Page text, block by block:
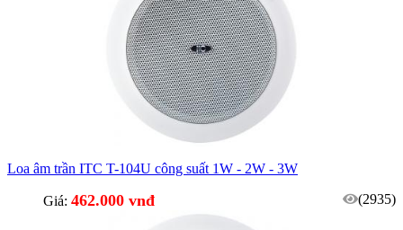
Loa âm trần ITC T-104U công suất 1W - 2W - 3W
Giá: 462.000 vnđ (2935)